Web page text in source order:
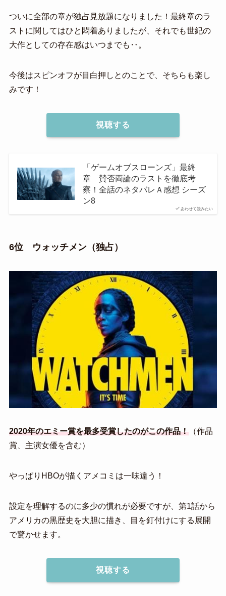
ついに全部の章が独占見放題になりました！最終章のラ
ストに関してはひと悶着ありましたが、それでも世紀の
大作としての存在感はいつまでも‥。
今後はスピンオフが目白押しとのことで、そちらも楽し
みです！
視聴する
あわせて読みたい
「ゲームオブスローンズ」最終
章 賛否両論のラストを徹底考
察！全話のネタバレＡ感想 シーズ
ン8
6位 ウォッチメン（独占）
2020年のエミー賞を最多受賞したのがこの作品！（作品
賞、主演女優を含む）
やっぱりHBOが描くアメコミは一味違う！
設定を理解するのに多少の慣れが必要ですが、第1話から
アメリカの黒歴史を大胆に描き、目を釘付けにする展開
で驚かせます。
視聴する